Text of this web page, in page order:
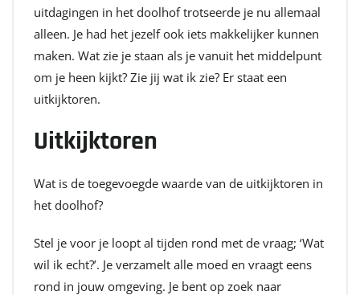
uitdagingen in het doolhof trotseerde je nu allemaal
alleen. Je had het jezelf ook iets makkelijker kunnen
maken. Wat zie je staan als je vanuit het middelpunt
om je heen kijkt? Zie jij wat ik zie? Er staat een
uitkijktoren.
Uitkijktoren
Wat is de toegevoegde waarde van de uitkijktoren in
het doolhof?
Stel je voor je loopt al tijden rond met de vraag; ‘Wat
wil ik echt?’. Je verzamelt alle moed en vraagt eens
rond in jouw omgeving. Je bent op zoek naar